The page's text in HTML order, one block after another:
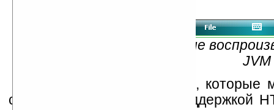
Рис. 6 — Аудио-приложение
JVM
Дополнительные пакеты, которые
создавать программы с поддержкой